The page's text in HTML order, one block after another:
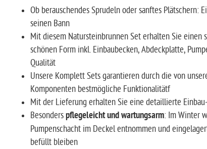
Ob berauschendes Sprudeln oder sanftes
seinen Bann
Mit diesem Natursteinbrunnen Set erhalten Sie
schönen Form inkl. Einbaubecken, Abdeckplatte,
Qualität
Unsere Komplett Sets garantieren durch die von
Komponenten bestmögliche Funktionalitätf
Mit der Lieferung erhalten Sie eine detaillierte
Besonderspflegeleicht und wartungsarm: Im Winter
Pumpenschacht im Deckel entnommen und
befüllt bleiben